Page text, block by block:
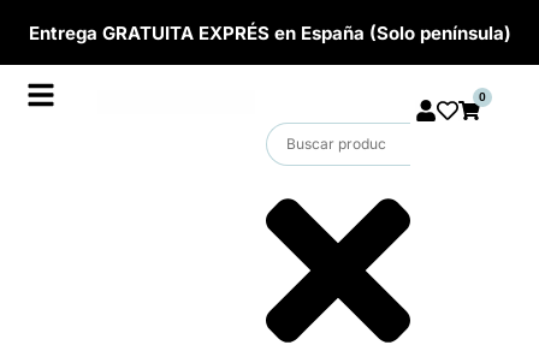
Entrega GRATUITA EXPRÉS en España (Solo península)
0